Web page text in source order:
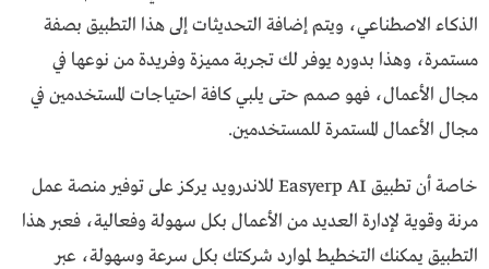
الذكاء الاصطناعي، ويتم إضافة التحديثات إلى هذا التطبيق بصفة
مستمرة، وهذا بدوره يوفر لك تجربة مميزة وفريدة من نوعها في
مجال الأعمال، فهو صمم حتى يلبي كافة احتياجات المستخدمين في
مجال الأعمال المستمرة للمستخدمين.
خاصة أن تطبيق Easyerp AI للاندرويد يركز على توفير منصة عمل
مرنة وقوية لإدارة العديد من الأعمال بكل سهولة وفعالية، فعبر هذا
التطبيق يمكنك التخطيط لموارد شركتك بكل سرعة وسهولة، عبر